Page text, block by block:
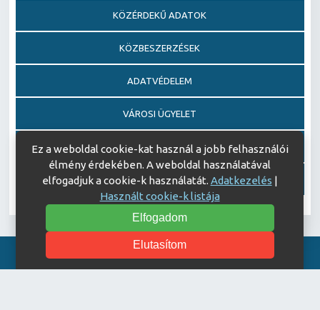
KÖZÉRDEKŰ ADATOK
KÖZBESZERZÉSEK
ADATVÉDELEM
VÁROSI ÜGYELET
EGÉSZSÉGFEJLESZTŐ KÓRHÁZ DÍJ PÁLYÁZAT
AJÁNDÉKOZÁSI OKIRATOK
Ez a weboldal cookie-kat használ a jobb felhasználói
élmény érdekében. A weboldal használatával
elfogadjuk a cookie-k használatát. Adatkezelés |
Használt cookie-k listája
Elfogadom
Elutasítom